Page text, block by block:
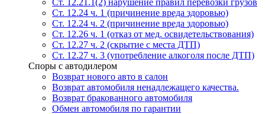
Ст. 12.21.1(2) нарушение правил перевозки грузов
Ст. 12.24 ч. 1 (причинение вреда здоровью)
Ст. 12.24 ч. 2 (причинение вреда здоровью)
Ст. 12.26 ч. 1 (отказ от мед. освидетельствования)
Ст. 12.27 ч. 2 (скрытие с места ДТП)
Ст. 12.27 ч. 3 (употребление алкоголя после ДТП)
Споры с автодилером
Возврат нового авто в салон
Возврат автомобиля ненадлежащего качества.
Возврат бракованного автомобиля
Обмен автомобиля по гарантии